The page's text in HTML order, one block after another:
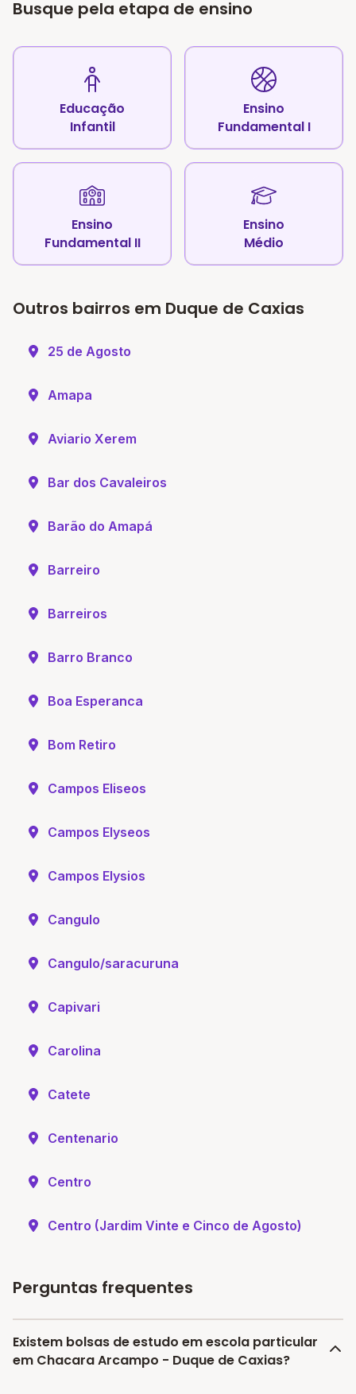
Busque pela etapa de ensino
Educação
Infantil
Ensino
Fundamental I
Ensino
Fundamental II
Ensino
Médio
Outros bairros em Duque de Caxias
25 de Agosto
Amapa
Aviario Xerem
Bar dos Cavaleiros
Barão do Amapá
Barreiro
Barreiros
Barro Branco
Boa Esperanca
Bom Retiro
Campos Eliseos
Campos Elyseos
Campos Elysios
Cangulo
Cangulo/saracuruna
Capivari
Carolina
Catete
Centenario
Centro
Centro (Jardim Vinte e Cinco de Agosto)
Perguntas frequentes
Existem bolsas de estudo em escola particular
em Chacara Arcampo - Duque de Caxias?